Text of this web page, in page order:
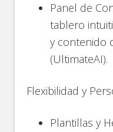
Panel de
tablero
y contenido
(UltimateAI)​.
Flexibilidad y
Plantillas y